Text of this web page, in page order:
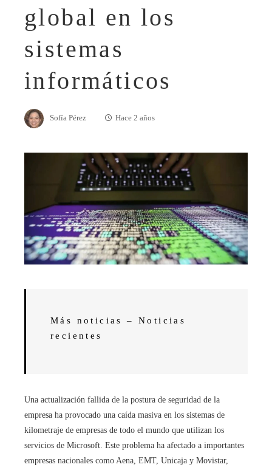
global en los
sistemas
informáticos
Sofía Pérez Hace 2 años
Más noticias – Noticias
recientes
Una actualización fallida de la postura de seguridad de la
empresa ha provocado una caída masiva en los sistemas de
kilometraje de empresas de todo el mundo que utilizan los
servicios de Microsoft. Este problema ha afectado a importantes
empresas nacionales como Aena, EMT, Unicaja y Movistar,